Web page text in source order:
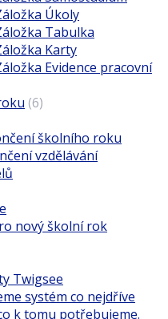
Úkoly
Tabulka
Karty
Evidence pracovní
(6)
školního roku
vzdělávání
nový školní rok
Twigsee
systém co nejdříve
k tomu potřebujeme.